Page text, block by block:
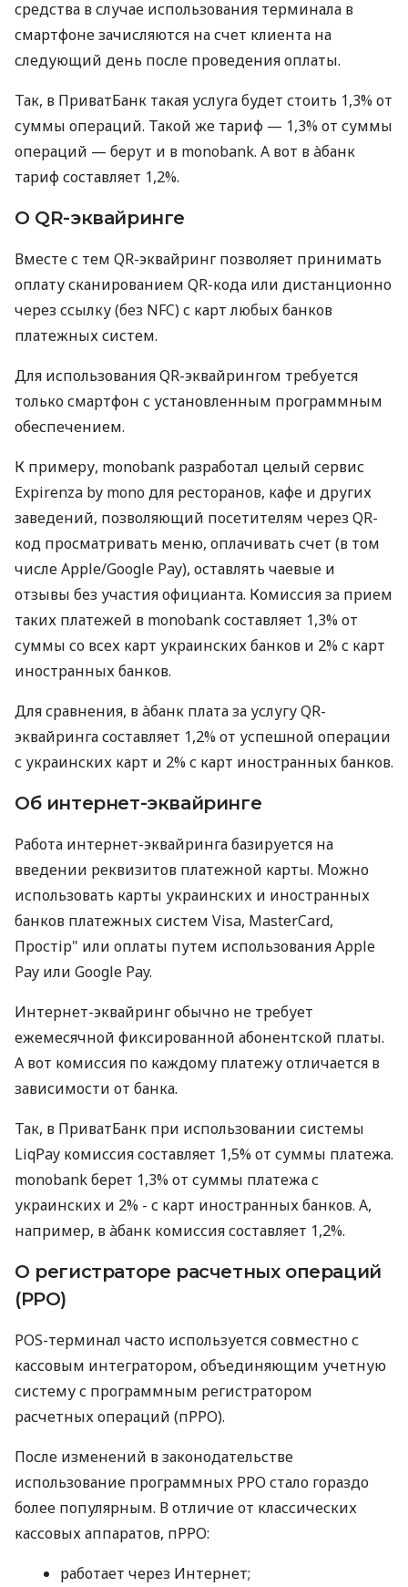
средства в случае использования терминала в
смартфоне зачисляются на счет клиента на
следующий день после проведения оплаты.
Так, в ПриватБанк такая услуга будет стоить 1,3% от
суммы операций. Такой же тариф — 1,3% от суммы
операций — берут и в monobank. А вот в àбанк
тариф составляет 1,2%.
О QR-эквайринге
Вместе с тем QR-эквайринг позволяет принимать
оплату сканированием QR-кода или дистанционно
через ссылку (без NFC) с карт любых банков
платежных систем.
Для использования QR-эквайрингом требуется
только смартфон с установленным программным
обеспечением.
К примеру, monobank разработал целый сервис
Expirenza by mono для ресторанов, кафе и других
заведений, позволяющий посетителям через QR-
код просматривать меню, оплачивать счет (в том
числе Apple/Google Pay), оставлять чаевые и
отзывы без участия официанта. Комиссия за прием
таких платежей в monobank составляет 1,3% от
суммы со всех карт украинских банков и 2% с карт
иностранных банков.
Для сравнения, в àбанк плата за услугу QR-
эквайринга составляет 1,2% от успешной операции
с украинских карт и 2% с карт иностранных банков.
Об интернет-эквайринге
Работа интернет-эквайринга базируется на
введении реквизитов платежной карты. Можно
использовать карты украинских и иностранных
банков платежных систем Visa, MasterCard,
Простір" или оплаты путем использования Apple
Pay или Google Pay.
Интернет-эквайринг обычно не требует
ежемесячной фиксированной абонентской платы.
А вот комиссия по каждому платежу отличается в
зависимости от банка.
Так, в ПриватБанк при использовании системы
LiqPay комиссия составляет 1,5% от суммы платежа.
monobank берет 1,3% от суммы платежа с
украинских и 2% - с карт иностранных банков. А,
например, в àбанк комиссия составляет 1,2%.
О регистраторе расчетных операций
(РРО)
POS-терминал часто используется совместно с
кассовым интегратором, объединяющим учетную
систему с программным регистратором
расчетных операций (пРРО).
После изменений в законодательстве
использование программных РРО стало гораздо
более популярным. В отличие от классических
кассовых аппаратов, пРРО:
работает через Интернет;